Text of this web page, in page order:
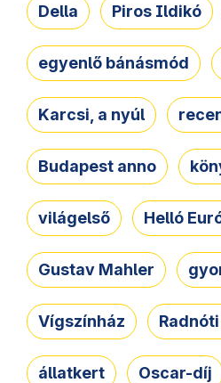
Della Piros Ildikó
egyenlő bánásmód
Karcsi, a nyúl
Budapest anno
világelső Helló
Gustav Mahler
Vígszínház
állatkert Oscar-díj